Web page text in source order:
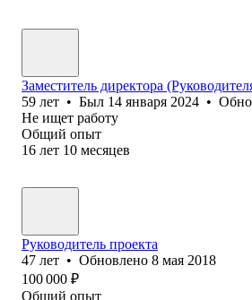
Заместитель директора
59 лет • Был 14 января 2024 •
Не ищет работу
Общий опыт
16 лет 10 месяцев
Руководитель проекта
47 лет • Обновлено 8 мая 2018
100 000 ₽
Общий опыт